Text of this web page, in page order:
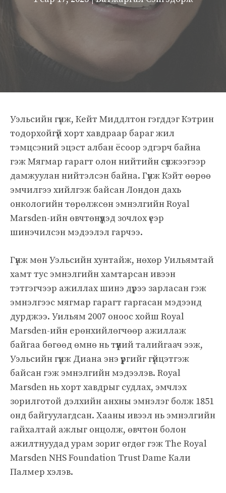
Уэльсийн гүнж, Кейт Миддлтон гэгддэг Кэтрин
тодорхойгүй хорт хавдраар бараг жил
тэмцсэний эцэст албан ёсоор эдгэрч байна
гэж Мягмар гарагт олон нийтийн сүлжээгээр
дамжуулан нийтэлсэн байна. Гүнж Кэйт өөрөө
эмчилгээ хийлгэж байсан Лондон дахь
онкологийн төрөлжсөн эмнэлгийн Royal
Marsden-ийн өвчтөнүүдэд зочлох үеэр
шинэчилсэн мэдээлэл гарчээ.
Гүнж мөн Уэльсийн хунтайж, нөхөр Уильямтай
хамт тус эмнэлгийн хамтарсан ивээн
тэтгэгчээр ажиллах шинэ дүрээ зарласан гэж
эмнэлгээс мягмар гарагт гаргасан мэдээнд
дурджээ. Уильям 2007 оноос хойш Royal
Marsden-ийн ерөнхийлөгчөөр ажиллаж
байгаа бөгөөд өмнө нь түүний талийгаач ээж,
Уэльсийн гүнж Диана энэ үүргийг гүйцэтгэж
байсан гэж эмнэлгийн мэдээлэв. Royal
Marsden нь хорт хавдрыг судлах, эмчлэх
зорилготой дэлхийн анхны эмнэлэг болж 1851
онд байгуулагдсан. Хааны ивээл нь эмнэлгийн
гайхалтай ажлыг онцолж, өвчтөн болон
ажилтнуудад урам зориг өгдөг гэж The Royal
Marsden NHS Foundation Trust Dame Кали
Палмер хэлэв.